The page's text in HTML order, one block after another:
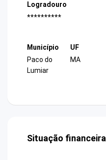
Logradouro
**********
Município
Paco do
Lumiar
UF
MA
Situação financeira